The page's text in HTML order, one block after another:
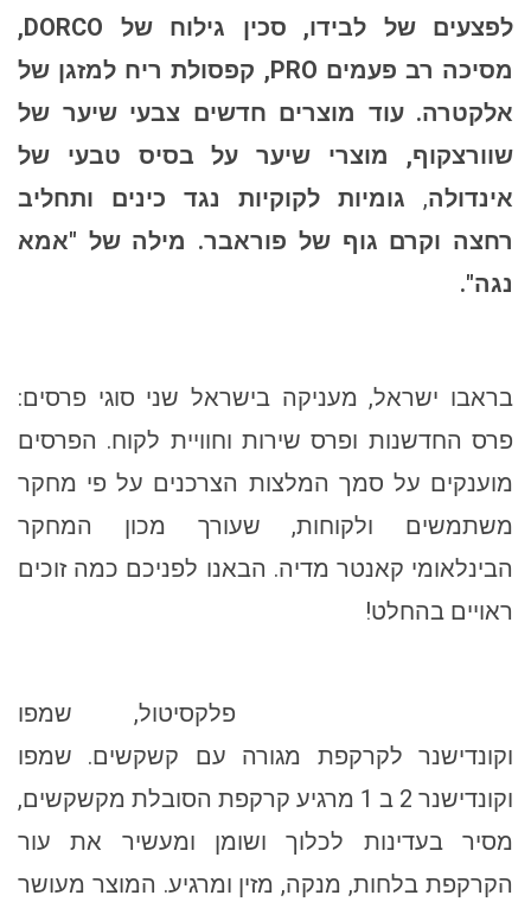
לפצעים של לבידו, סכין גילוח של DORCO,
מסיכה רב פעמים PRO, קפסולת ריח למזגן של
אלקטרה. עוד מוצרים חדשים צבעי שיער של
שוורצקוף,
מוצרי שיער על בסיס טבעי של
אינדולה,
גומיות לקוקיות נגד כינים ותחליב
רחצה וקרם גוף של פוראבר. מילה של "אמא
נגה".
בראבו ישראל, מעניקה בישראל שני סוגי פרסים:
פרס החדשנות ופרס שירות וחוויית לקוח. הפרסים
מוענקים על סמך המלצות הצרכנים על פי מחקר
משתמשים ולקוחות, שעורך מכון המחקר
הבינלאומי קאנטר מדיה. הבאנו לפניכם כמה זוכים
ראויים בהחלט!
פלקסיטול, שמפו
וקונדישנר לקרקפת מגורה עם קשקשים. שמפו
וקונדישנר 2 ב 1 מרגיע קרקפת הסובלת מקשקשים,
מסיר בעדינות לכלוך ושומן ומעשיר את עור
הקרקפת בלחות, מנקה, מזין ומרגיע. המוצר מעושר